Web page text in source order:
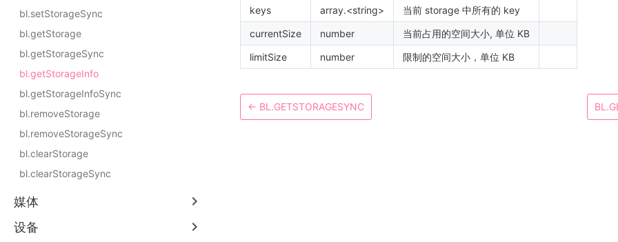
bl.setStorageSync
bl.getStorage
bl.getStorageSync
bl.getStorageInfo
bl.getStorageInfoSync
bl.removeStorage
bl.removeStorageSync
bl.clearStorage
bl.clearStorageSync
媒体
设备
keys
array.<string>
当前 storage 中所有的 key
currentSize
number
当前占用的空间大小, 单位 KB
limitSize
number 限制的空间大小，单位 KB
← BL.GETSTORAGESYNC